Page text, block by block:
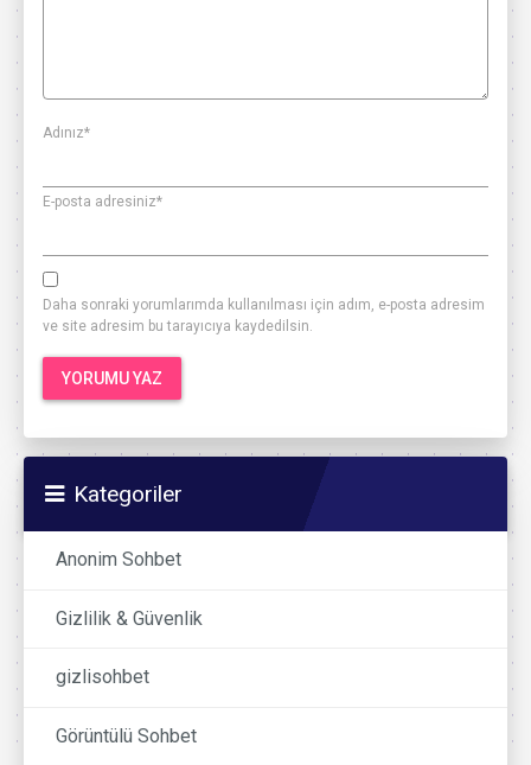
Adınız*
E-posta adresiniz*
Daha sonraki yorumlarımda kullanılması için adım, e-posta adresim
ve site adresim bu tarayıcıya kaydedilsin.
Kategoriler
Anonim Sohbet
Gizlilik & Güvenlik
gizlisohbet
Görüntülü Sohbet